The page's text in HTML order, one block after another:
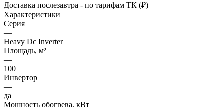
Доставка послезавтра - по тарифам ТК (₽)
Характеристики
Серия
—
Heavy Dc Inverter
Площадь, м²
—
100
Инвертор
—
да
Мощность обогрева, кВт